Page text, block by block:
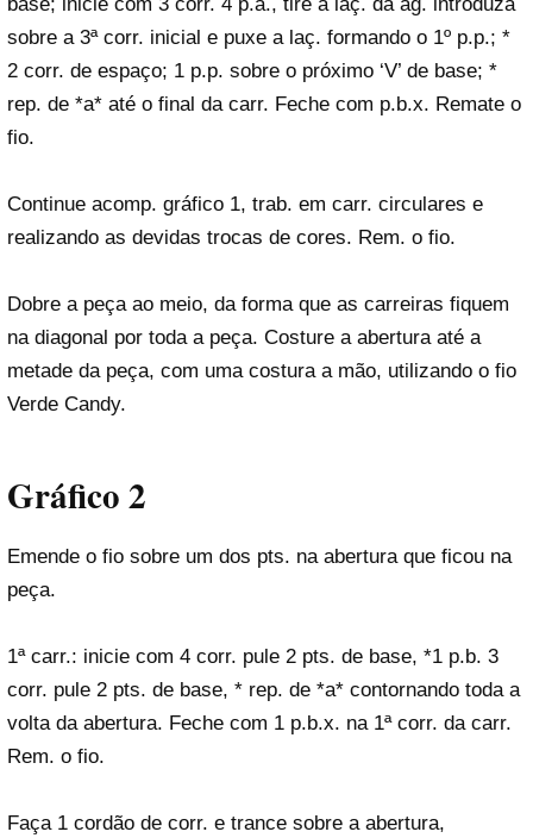
sobre a 3ª corr. inicial e puxe a laç. formando o 1º p.p.; *
2 corr. de espaço; 1 p.p. sobre o próximo ‘V’ de base; *
rep. de *a* até o final da carr. Feche com p.b.x. Remate o
fio.
Continue acomp. gráfico 1, trab. em carr. circulares e
realizando as devidas trocas de cores. Rem. o fio.
Dobre a peça ao meio, da forma que as carreiras fiquem
na diagonal por toda a peça. Costure a abertura até a
metade da peça, com uma costura a mão, utilizando o fio
Verde Candy.
Gráfico 2
Emende o fio sobre um dos pts. na abertura que ficou na
peça.
1ª carr.: inicie com 4 corr. pule 2 pts. de base, *1 p.b. 3
corr. pule 2 pts. de base, * rep. de *a* contornando toda a
volta da abertura. Feche com 1 p.b.x. na 1ª corr. da carr.
Rem. o fio.
Faça 1 cordão de corr. e trance sobre a abertura,